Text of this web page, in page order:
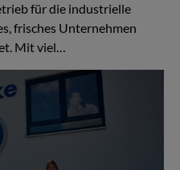
für die industrielle
frisches Unternehmen
Mit viel…